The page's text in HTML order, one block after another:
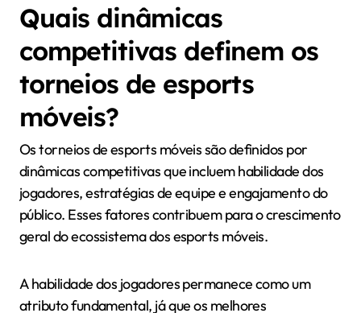
Quais dinâmicas
competitivas definem os
torneios de esports
móveis?
Os torneios de esports móveis são definidos por
dinâmicas competitivas que incluem habilidade dos
jogadores, estratégias de equipe e engajamento do
público. Esses fatores contribuem para o crescimento
geral do ecossistema dos esports móveis.
A habilidade dos jogadores permanece como um
atributo fundamental, já que os melhores